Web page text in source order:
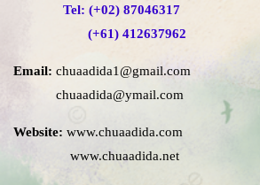
Tel: (+02) 87046317
(+61) 412637962
Email: chuaadida1@gmail.com
chuaadida@ymail.com
Website: www.chuaadida.com
www.chuaadida.net